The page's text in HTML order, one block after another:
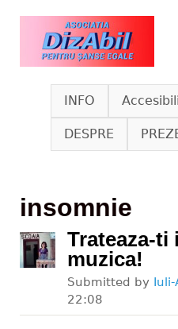
Skip to
www.dizabil.eu
INFO
DESPRE
insomnie
Trateaza-ti
muzica!
Submitted by Iuli-
22:08